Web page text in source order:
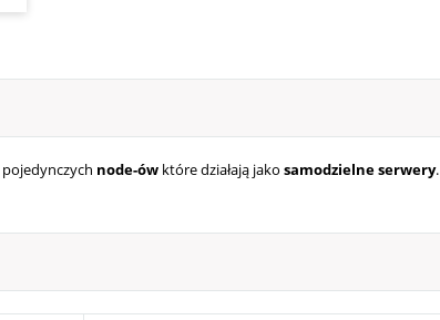
pojedynczych node-ów które działają jako samodzielne serwery.